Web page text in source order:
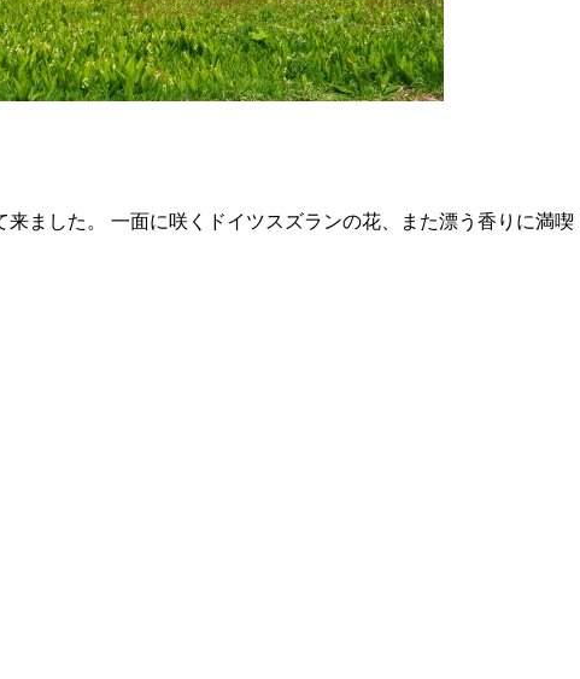
来ました。 一面に咲くドイツスズランの花、また漂う香りに満